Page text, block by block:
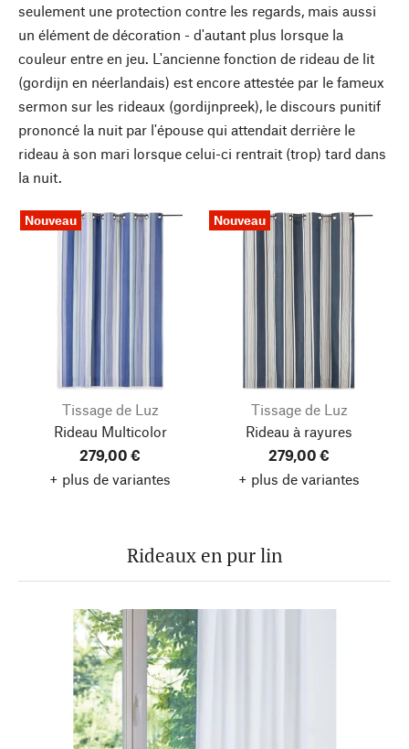
seulement une protection contre les regards, mais aussi
un élément de décoration - d'autant plus lorsque la
couleur entre en jeu. L'ancienne fonction de rideau de lit
(gordijn en néerlandais) est encore attestée par le fameux
sermon sur les rideaux (gordijnpreek), le discours punitif
prononcé la nuit par l'épouse qui attendait derrière le
rideau à son mari lorsque celui-ci rentrait (trop) tard dans
la nuit.
Nouveau
Tissage de Luz
Rideau Multicolor
279,00 €
+ plus de variantes
Nouveau
Tissage de Luz
Rideau à rayures
279,00 €
+ plus de variantes
Rideaux en pur lin